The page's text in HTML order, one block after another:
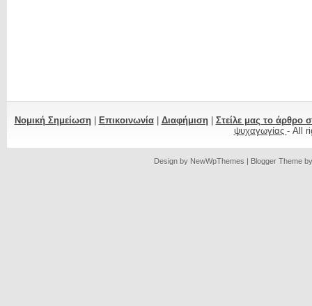
Νομική Σημείωση| Επικοινωνία| Διαφήμιση| Στείλε μας το άρθρο
ψυχαγωγίας - All
Design by NewWpThemes | Blogger Theme